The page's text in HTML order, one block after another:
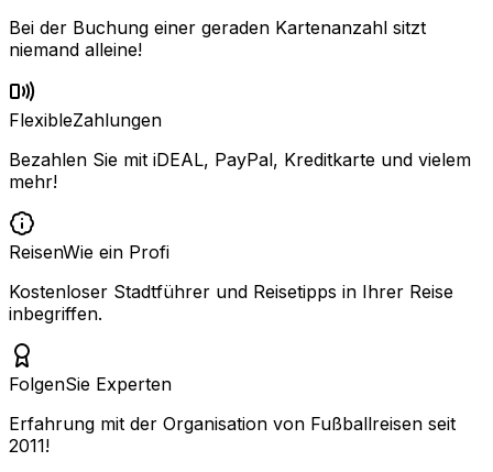
Bei der Buchung einer geraden Kartenanzahl sitzt
niemand alleine!
FlexibleZahlungen
Bezahlen Sie mit iDEAL, PayPal, Kreditkarte und vielem
mehr!
ReisenWie ein Profi
Kostenloser Stadtführer und Reisetipps in Ihrer Reise
inbegriffen.
FolgenSie Experten
Erfahrung mit der Organisation von Fußballreisen seit
2011!